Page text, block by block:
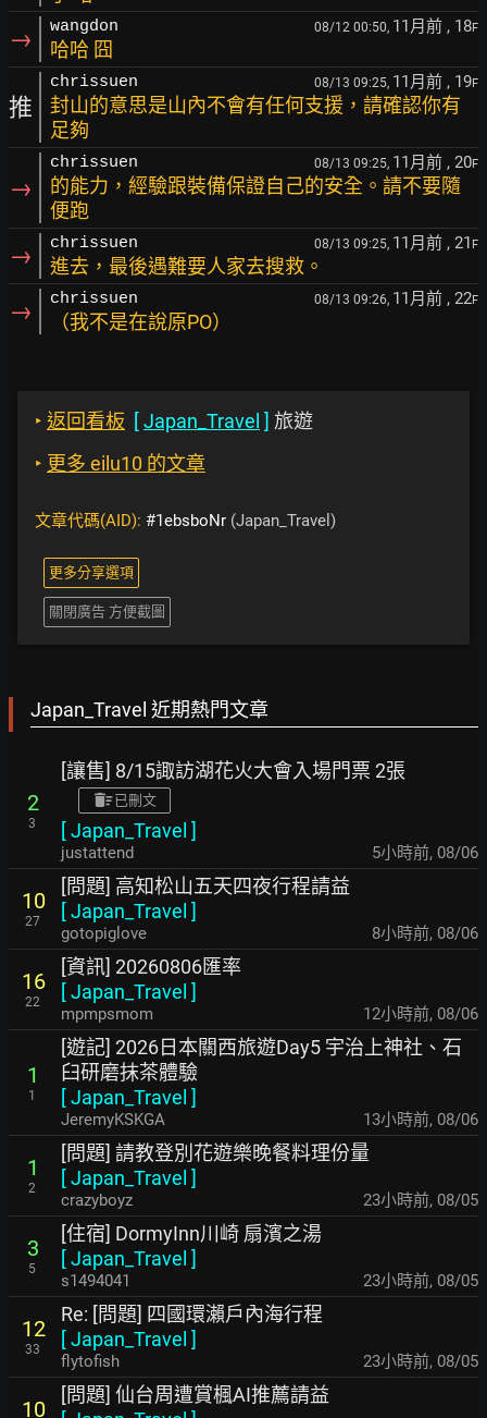
→ wangdon 08/12 00:50, 11月前 , 18F
哈哈 囧
推
chrissuen 08/13 09:25, 11月前 , 19F
封山的意思是山內不會有任何支援，請確認你有
足夠
→
chrissuen 08/13 09:25, 11月前 , 20F
的能力，經驗跟裝備保證自己的安全。請不要隨
便跑
→ chrissuen 08/13 09:25, 11月前 , 21 F
進去，最後遇難要人家去搜救。
→ chrissuen 08/13 09:26, 11月前 , 22F
（我不是在說原PO）
‣ 返回看板 [Japan_Travel ] 旅遊
‣ 更多 eilu10 的文章
文章代碼(AID): #1ebsboNr (Japan_Travel)
更多分享選項
關閉廣告 方便截圖
Japan_Travel 近期熱門文章
2
3
[讓售] 8/15諏訪湖花火大會入場門票 2張
已刪文
[Japan_Travel ]
justattend 5小時前, 08/06
10
27
[問題] 高知松山五天四夜行程請益
[Japan_Travel ]
gotopiglove 8小時前, 08/06
16
22
[資訊] 20260806匯率
[Japan_Travel ]
mpmpsmom 12小時前, 08/06
1
1
[遊記] 2026日本關西旅遊Day5 宇治上神社、石
臼研磨抹茶體驗
[Japan_Travel ]
JeremyKSKGA 13小時前, 08/06
1
2
[問題] 請教登別花遊樂晚餐料理份量
[Japan_Travel ]
crazyboyz 23小時前, 08/05
3
5
[住宿] DormyInn川崎 扇濱之湯
[Japan_Travel ]
s1494041 23小時前, 08/05
12
33
Re: [問題] 四國環瀨戶內海行程
[Japan_Travel ]
flytofish 23小時前, 08/05
10
[問題] 仙台周遭賞楓AI推薦請益